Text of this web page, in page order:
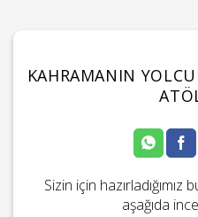
KAHRAMANIN
Sizin için hazırladığımız
aşağıda